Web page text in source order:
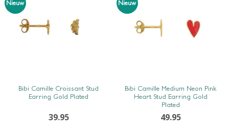
Nieuw
SNEL BEKIJKEN
Bibi Camille Croissant Stud
Earring Gold Plated
39.95
Nieuw
SNEL BEKIJKEN
Bibi Camille Medium Neon Pink
Heart Stud Earring Gold
Plated
49.95